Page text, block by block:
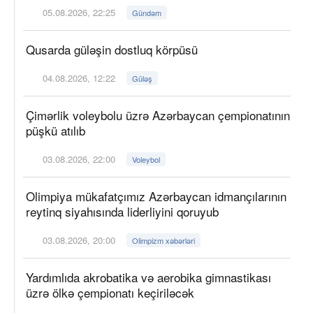
05.08.2026, 22:25 Gündəm
Qusarda güləşin dostluq körpüsü
04.08.2026, 12:22 Güləş
Çimərlik voleybolu üzrə Azərbaycan çempionatının
püşkü atılıb
03.08.2026, 22:00 Voleybol
Olimpiya mükafatçımız Azərbaycan idmançılarının
reytinq siyahısında liderliyini qoruyub
03.08.2026, 20:00 Olimpizm xəbərləri
Yardımlıda akrobatika və aerobika gimnastikası
üzrə ölkə çempionatı keçiriləcək